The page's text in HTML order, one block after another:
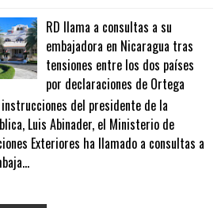
RD llama a consultas a su
embajadora en Nicaragua tras
tensiones entre los dos países
por declaraciones de Ortega
del presidente de la
Luis Abinader, el Ministerio de
Exteriores ha llamado a consultas a